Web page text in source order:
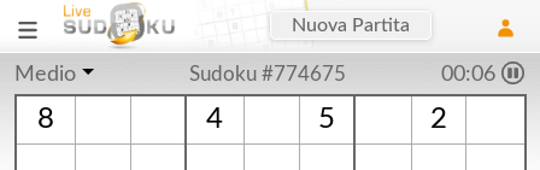
Nuova Partita
Medio Sudoku #774675 00:06
8 4 5 2